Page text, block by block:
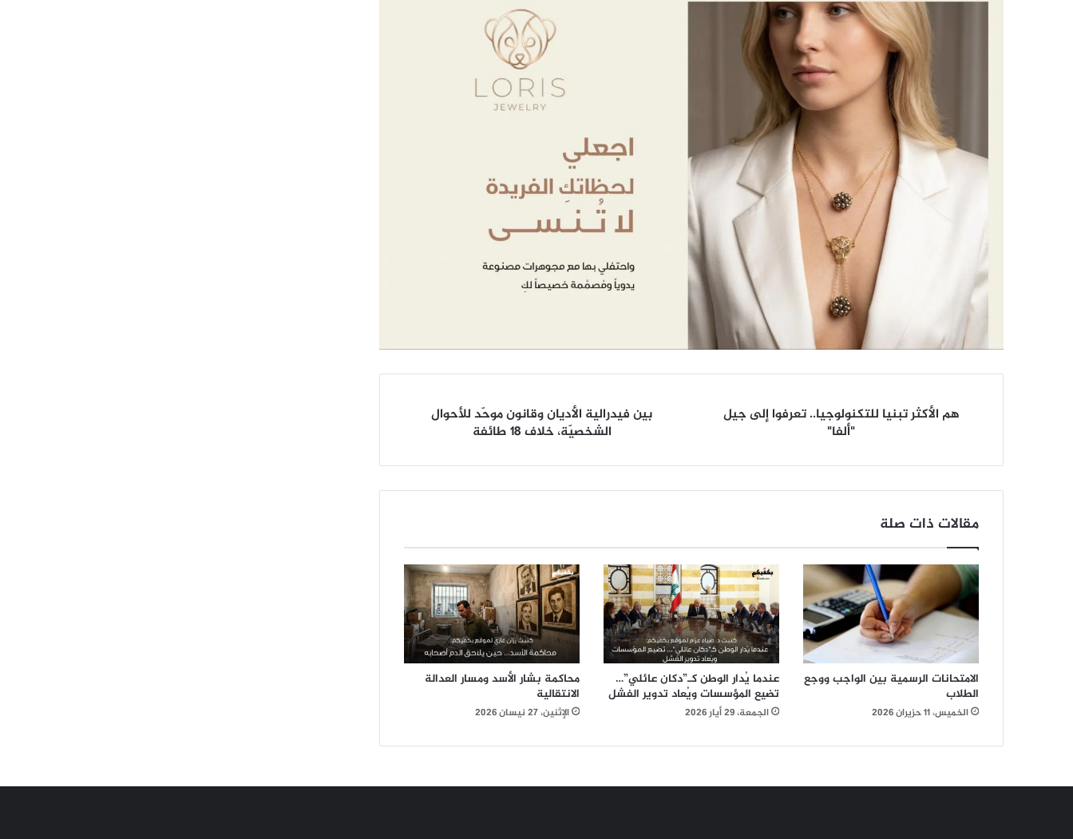
الأكثر
إلى
"ألفا"
هم الأكثر تبنيا للتكنولوجيا.. تعرفوا إلى جيل
"ألفا"
فيدرالية
للأحوال
بين فيدرالية الأديان وقانون موحّد للأحوال
الشخصيّة، خلاف ١٨ طائفة
مقالات ذات صلة
الامتحانات الرسمية بين الواجب ووجع
الطلاب
الخميس، 11 حزيران 2026
عندما يُدار الوطن كـ”دكان عائلي”…
تضيع المؤسسات ويُعاد تدوير الفشل
الجمعة، 29 أيار 2026
محاكمة بشار الأسد ومسار العدالة
الانتقالية
الإثنين، 27 نيسان 2026